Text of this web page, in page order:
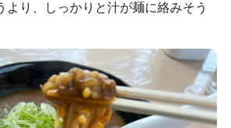
より、しっかりと汁が麺に絡みそう